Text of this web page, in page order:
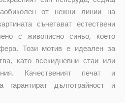
от нежни линии на
съчетават естествени
с живописно синьо, което
Този мотив е идеален за
като всекидневни стаи или
Качественият печат и
гарантират дълготрайност и